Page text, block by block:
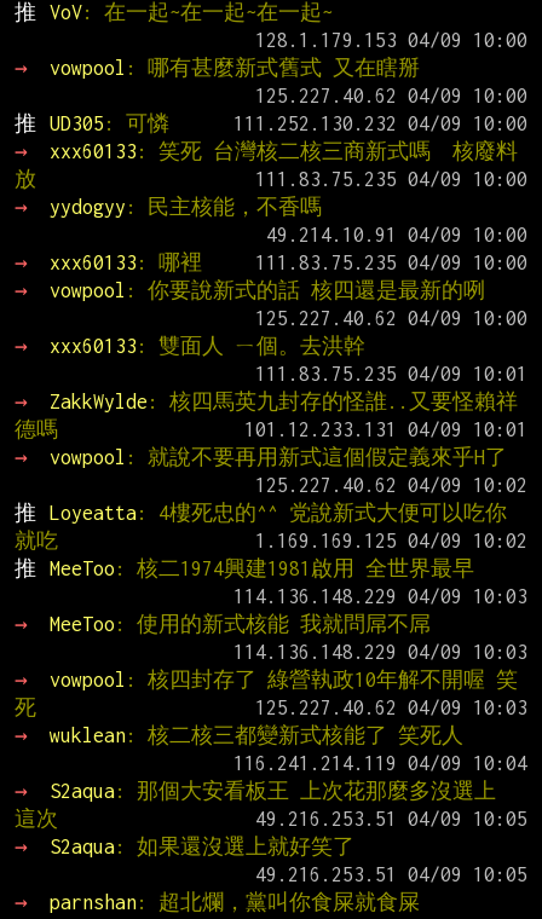
推
VoV: 在一起~在一起~在一起~
→
vowpool : 哪有甚麼新式舊式 又在瞎掰
推
UD305 : 可憐
→
xxx60133 : 笑死 台灣核二核三商新式嗎  核廢料
放
→
yydogyy : 民主核能，不香嗎
→
xxx60133 : 哪裡
→
vowpool : 你要說新式的話 核四還是最新的咧
→
xxx60133 : 雙面人 ㄧ個。去洪幹
→
ZakkWylde : 核四馬英九封存的怪誰..又要怪賴祥
德嗎
→
vowpool : 就說不要再用新式這個假定義來乎H了
推
Loyeatta: 4樓死忠的^^ 党說新式大便可以吃你
就吃
推
MeeToo : 核二1974興建1981啟用 全世界最早
→
MeeToo : 使用的新式核能 我就問屌不屌
→
vowpool : 核四封存了 綠營執政10年解不開喔 笑
死
→
wuklean: 核二核三都變新式核能了 笑死人
→
S2aqua: 那個大安看板王 上次花那麼多沒選上
這次
→
S2aqua: 如果還沒選上就好笑了
→
parnshan: 超北爛，黨叫你食屎就食屎